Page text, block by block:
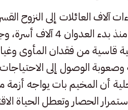
آلاف العائلات إلى النزوح
عدد الأسر المهجرة منذ بدء العدوان
قاسية من فقدان المأوى
الوصول إلى الاحتياجات
أن المخيم بات يواجه
الحصار وتعطل الحياة